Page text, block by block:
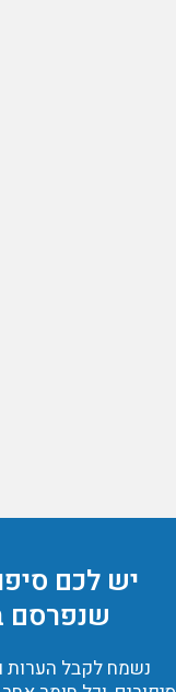
יש לכם
שנפרסם
נשמח לקבל הערות